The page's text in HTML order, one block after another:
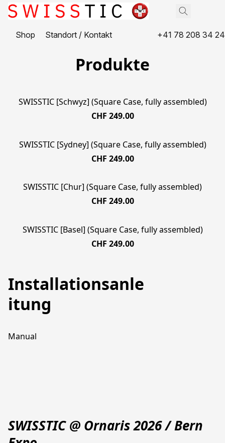
Shop Standort / Kontakt +41 78 208 34 24
Produkte
SWISSTIC [Schwyz] (Square Case, fully assembled)
CHF 249.00
SWISSTIC [Sydney] (Square Case, fully assembled)
CHF 249.00
SWISSTIC [Chur] (Square Case, fully assembled)
CHF 249.00
SWISSTIC [Basel] (Square Case, fully assembled)
CHF 249.00
Installationsanle
itung
Manual
SWISSTIC @ Ornaris 2026 / Bern